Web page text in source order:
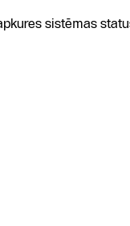
sistēmas